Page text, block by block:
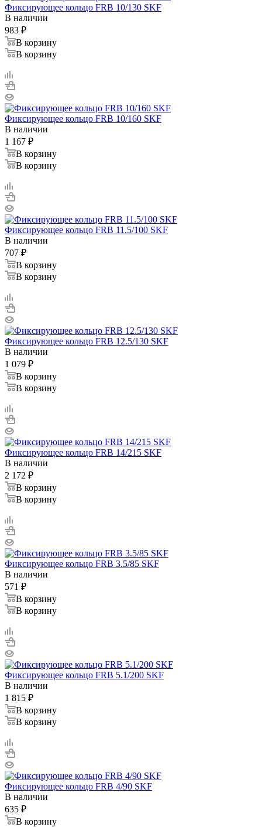
Фиксирующее кольцо FRB 10/130 SKF
В наличии
983 ₽
В корзину
В корзину
Фиксирующее кольцо FRB 10/160 SKF
В наличии
1 167 ₽
В корзину
В корзину
Фиксирующее кольцо FRB 11.5/100 SKF
В наличии
707 ₽
В корзину
В корзину
Фиксирующее кольцо FRB 12.5/130 SKF
В наличии
1 079 ₽
В корзину
В корзину
Фиксирующее кольцо FRB 14/215 SKF
В наличии
2 172 ₽
В корзину
В корзину
Фиксирующее кольцо FRB 3.5/85 SKF
В наличии
571 ₽
В корзину
В корзину
Фиксирующее кольцо FRB 5.1/200 SKF
В наличии
1 815 ₽
В корзину
В корзину
Фиксирующее кольцо FRB 4/90 SKF
В наличии
635 ₽
В корзину